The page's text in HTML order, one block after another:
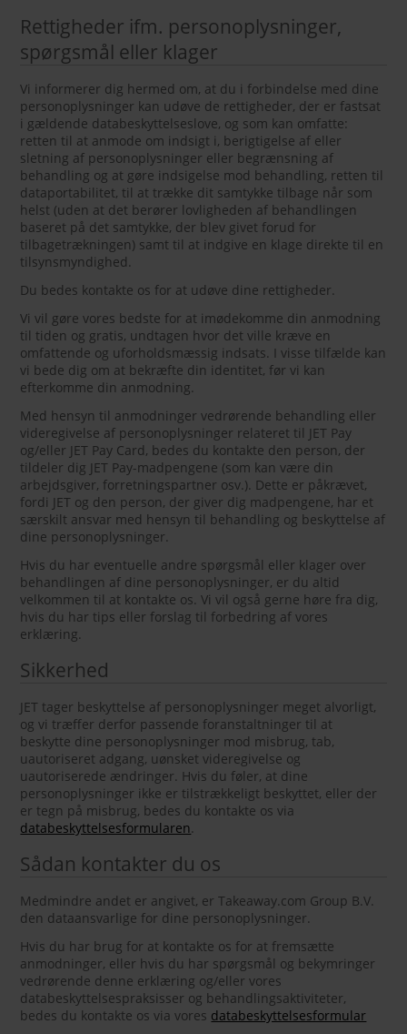
Rettigheder ifm. personoplysninger,
spørgsmål eller klager
Vi informerer dig hermed om, at du i forbindelse med dine
personoplysninger kan udøve de rettigheder, der er fastsat
i gældende databeskyttelseslove, og som kan omfatte:
retten til at anmode om indsigt i, berigtigelse af eller
sletning af personoplysninger eller begrænsning af
behandling og at gøre indsigelse mod behandling, retten til
dataportabilitet, til at trække dit samtykke tilbage når som
helst (uden at det berører lovligheden af behandlingen
baseret på det samtykke, der blev givet forud for
tilbagetrækningen) samt til at indgive en klage direkte til en
tilsynsmyndighed.
Du bedes kontakte os for at udøve dine rettigheder.
Vi vil gøre vores bedste for at imødekomme din anmodning
til tiden og gratis, undtagen hvor det ville kræve en
omfattende og uforholdsmæssig indsats. I visse tilfælde kan
vi bede dig om at bekræfte din identitet, før vi kan
efterkomme din anmodning.
Med hensyn til anmodninger vedrørende behandling eller
videregivelse af personoplysninger relateret til JET Pay
og/eller JET Pay Card, bedes du kontakte den person, der
tildeler dig JET Pay-madpengene (som kan være din
arbejdsgiver, forretningspartner osv.). Dette er påkrævet,
fordi JET og den person, der giver dig madpengene, har et
særskilt ansvar med hensyn til behandling og beskyttelse af
dine personoplysninger.
Hvis du har eventuelle andre spørgsmål eller klager over
behandlingen af dine personoplysninger, er du altid
velkommen til at kontakte os. Vi vil også gerne høre fra dig,
hvis du har tips eller forslag til forbedring af vores
erklæring.
Sikkerhed
JET tager beskyttelse af personoplysninger meget alvorligt,
og vi træffer derfor passende foranstaltninger til at
beskytte dine personoplysninger mod misbrug, tab,
uautoriseret adgang, uønsket videregivelse og
uautoriserede ændringer. Hvis du føler, at dine
personoplysninger ikke er tilstrækkeligt beskyttet, eller der
er tegn på misbrug, bedes du kontakte os via
databeskyttelsesformularen.
Sådan kontakter du os
Medmindre andet er angivet, er Takeaway.com Group B.V.
den dataansvarlige for dine personoplysninger.
Hvis du har brug for at kontakte os for at fremsætte
anmodninger, eller hvis du har spørgsmål og bekymringer
vedrørende denne erklæring og/eller vores
databeskyttelsespraksisser og behandlingsaktiviteter,
bedes du kontakte os via vores databeskyttelsesformular